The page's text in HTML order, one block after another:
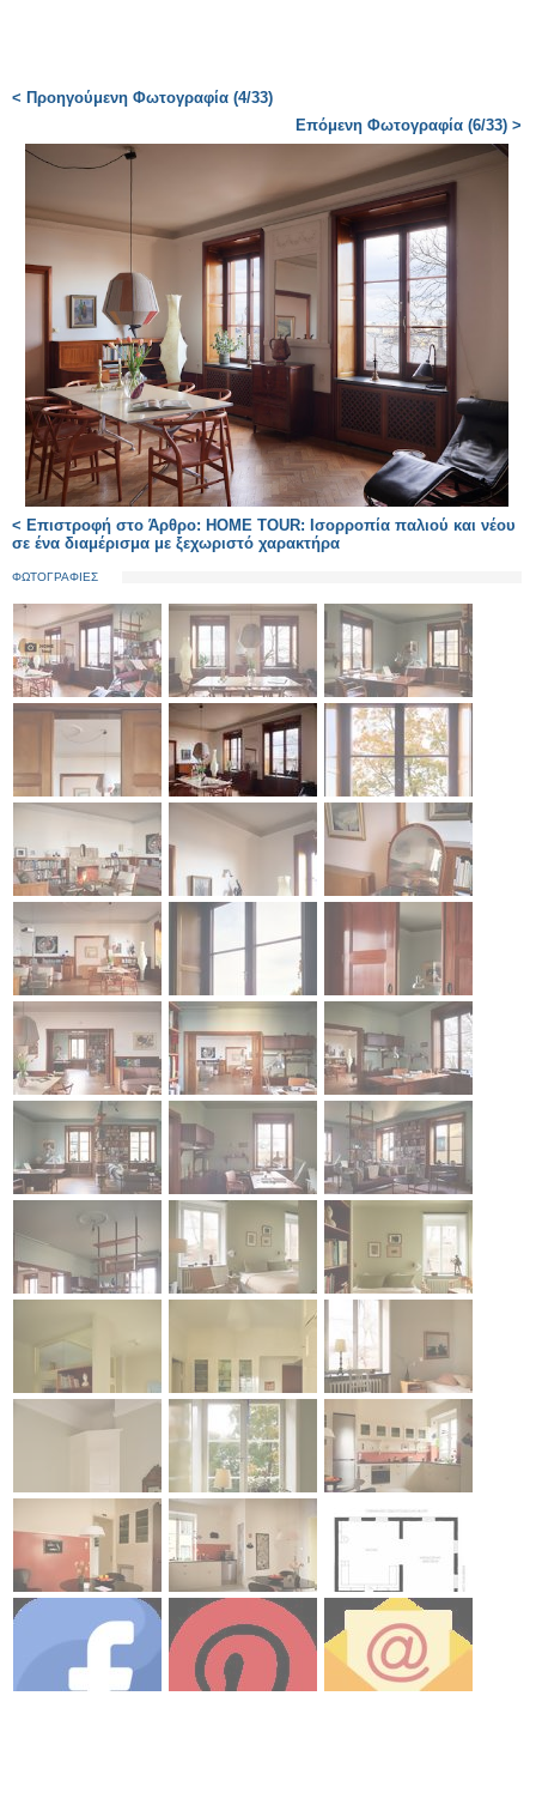
< Προηγούμενη Φωτογραφία (4/33)
Επόμενη Φωτογραφία (6/33) >
< Επιστροφή στο Άρθρο: HOME TOUR: Ισορροπία παλιού και νέου
σε ένα διαμέρισμα με ξεχωριστό χαρακτήρα
ΦΩΤΟΓΡΑΦΙΕΣ